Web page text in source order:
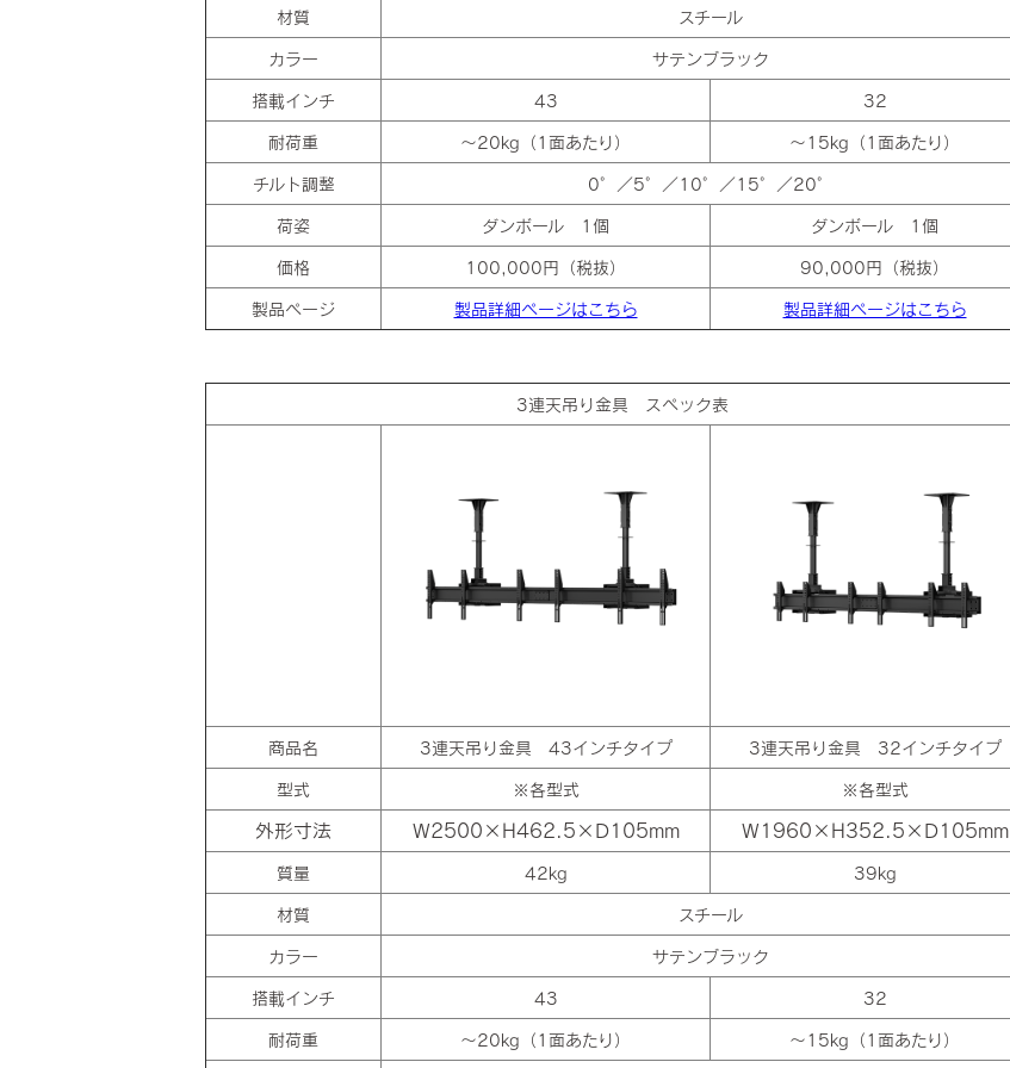
材質 スチール
カラー サテンブラック
搭載インチ 43 32
耐荷重 ～20kg（1面あたり） ～15kg（1面あたり）
チルト調整 0°／5°／10°／15°／20°
荷姿 ダンボール 1個 ダンボール 1個
価格 100,000円（税抜） 90,000円（税抜）
製品ページ 製品詳細ページはこちら 製品詳細ページはこちら
3連天吊り金具 スペック表
商品名 3連天吊り金具 43インチタイプ 3連天吊り金具 32インチタイプ
型式 ※各型式 ※各型式
外形寸法 W2500×H462.5×D105mm W1960×H352.5×D105mm
質量 42kg 39kg
材質 スチール
カラー サテンブラック
搭載インチ 43 32
耐荷重 ～20kg（1面あたり） ～15kg（1面あたり）